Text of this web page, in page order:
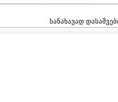
სანახავად